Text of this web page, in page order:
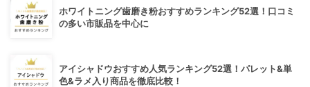
ホワイトニング歯磨き粉おすすめランキング52選！口コミ
の多い市販品を中心に
アイシャドウおすすめ人気ランキング52選！パレット&単
色&ラメ入り商品を徹底比較！